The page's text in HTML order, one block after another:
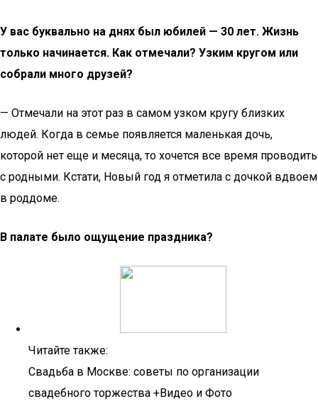
У вас буквально на днях был юбилей — 30 лет. Жизнь
только начинается. Как отмечали? Узким кругом или
собрали много друзей?
— Отмечали на этот раз в самом узком кругу близких
людей. Когда в семье появляется маленькая дочь,
которой нет еще и месяца, то хочется все время проводить
с родными. Кстати, Новый год я отметила с дочкой вдвоем
в роддоме.
В палате было ощущение праздника?
Читайте также:
Свадьба в Москве: советы по организации
свадебного торжества +Видео и Фото